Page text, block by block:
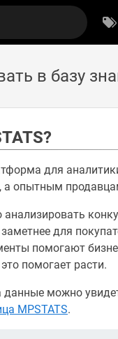
в базу
для
а опытным
для
помогают
помогает расти.
можно
MPSTATS.